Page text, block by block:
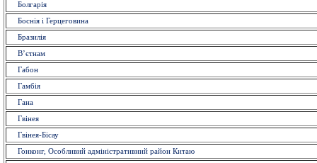
Болгарія
Боснія і Герцеговина
Бразилія
В’єтнам
Габон
Гамбія
Гана
Гвінея
Гвінея-Бісау
Гонконг, Особливий адміністративний район Китаю